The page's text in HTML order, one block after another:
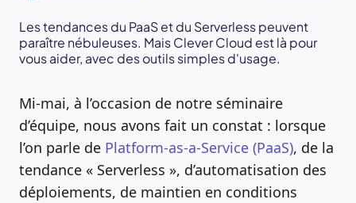
Les tendances du PaaS et du Serverless peuvent
paraître nébuleuses. Mais Clever Cloud est là pour
vous aider, avec des outils simples d'usage.
Mi-mai, à l’occasion de notre séminaire
d’équipe, nous avons fait un constat : lorsque
l’on parle de Platform-as-a-Service (PaaS), de la
tendance « Serverless », d’automatisation des
déploiements, de maintien en conditions